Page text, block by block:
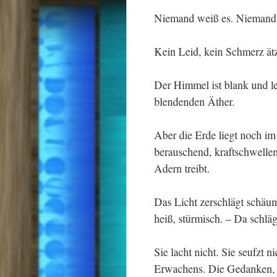
Niemand weiß es.
Kein Leid, kein Schmerz
Der Himmel ist blank und
blendenden Äther.
Aber die Erde liegt noch
berauschend,
Adern treibt.
Das Licht zerschlägt
heiß, stürmisch. – Da
Sie lacht nicht. Sie seufzt
Erwachens. Die